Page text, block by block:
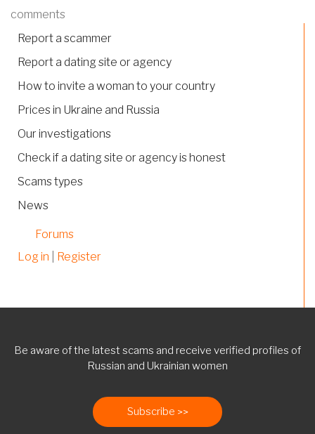
comments
Report a scammer
Report a dating site or agency
How to invite a woman to your country
Prices in Ukraine and Russia
Our investigations
Check if a dating site or agency is honest
Scams types
News
Forums
Log in
Register
Be aware of the latest scams and receive verified profiles of
Russian and Ukrainian women
Subscribe